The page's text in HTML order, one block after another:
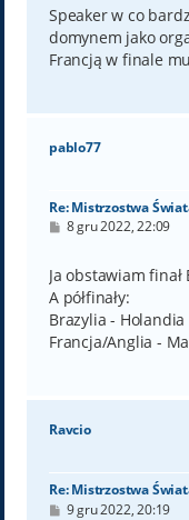
t
Speaker w co
domynem jako
Francją w finale
pablo77
Re: Mistrzostwa
P
t
8 gru 2022, 22:09
Ja obstawiam
A półfinały:
Brazylia - Holandia
Francja/Anglia -
Ravcio
Re: Mistrzostwa
P9 gru 2022, 20:19